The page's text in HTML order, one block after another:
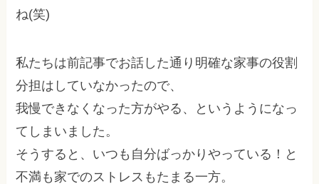
ね(笑)
私たちは前記事でお話した通り明確な家事の役割
分担はしていなかったので、
我慢できなくなった方がやる、というようになっ
てしまいました。
そうすると、いつも自分ばっかりやっている！と
不満も家でのストレスもたまる一方。